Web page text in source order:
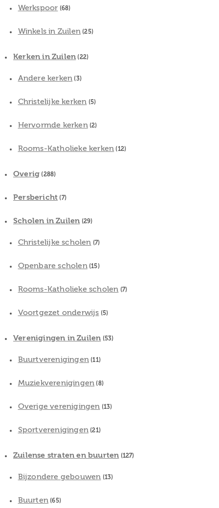
Werkspoor (68)
Winkels in Zuilen (25)
Kerken in Zuilen (22)
Andere kerken (3)
Christelijke kerken (5)
Hervormde kerken(2)
Rooms-Katholieke kerken (12)
Overig (288)
Persbericht (7)
Scholen in Zuilen (29)
Christelijke scholen (7)
Openbare scholen(15)
Rooms-Katholieke scholen (7)
Voortgezet onderwijs (5)
Verenigingen in Zuilen (53)
Buurtverenigingen (11)
Muziekverenigingen (8)
Overige verenigingen (13)
Sportverenigingen (21)
Zuilense straten en buurten (127)
Bijzondere gebouwen (13)
Buurten (65)